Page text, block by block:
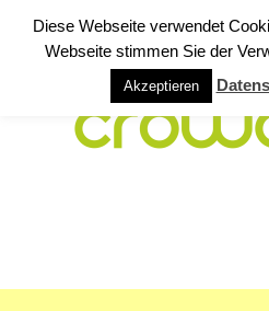
Diese Webseite verwendet
Webseite stimmen Sie der
Akzeptieren